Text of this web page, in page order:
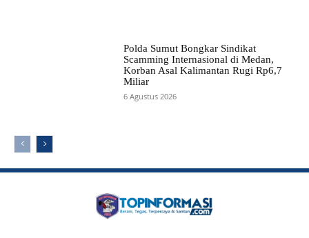
Polda Sumut Bongkar Sindikat
Scamming Internasional di Medan,
Korban Asal Kalimantan Rugi Rp6,7
Miliar
6 Agustus 2026